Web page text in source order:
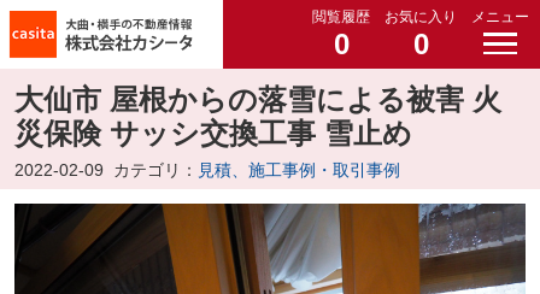
閲覧履歴
0
お気に入り
0
メニュー
大仙市 屋根からの落雪による被害 火
災保険 サッシ交換工事 雪止め
2022-02-09 カテゴリ： 見積、施工事例・取引事例